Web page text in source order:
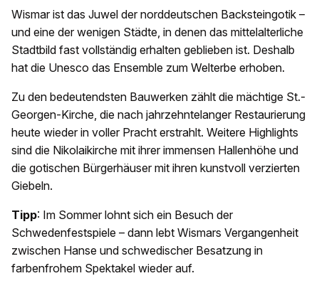
Wismar ist das Juwel der norddeutschen Backsteingotik –
und eine der wenigen Städte, in denen das mittelalterliche
Stadtbild fast vollständig erhalten geblieben ist. Deshalb
hat die Unesco das Ensemble zum Welterbe erhoben.
Zu den bedeutendsten Bauwerken zählt die mächtige St.-
Georgen-Kirche, die nach jahrzehntelanger Restaurierung
heute wieder in voller Pracht erstrahlt. Weitere Highlights
sind die Nikolaikirche mit ihrer immensen Hallenhöhe und
die gotischen Bürgerhäuser mit ihren kunstvoll verzierten
Giebeln.
Tipp: Im Sommer lohnt sich ein Besuch der
Schwedenfestspiele – dann lebt Wismars Vergangenheit
zwischen Hanse und schwedischer Besatzung in
farbenfrohem Spektakel wieder auf.